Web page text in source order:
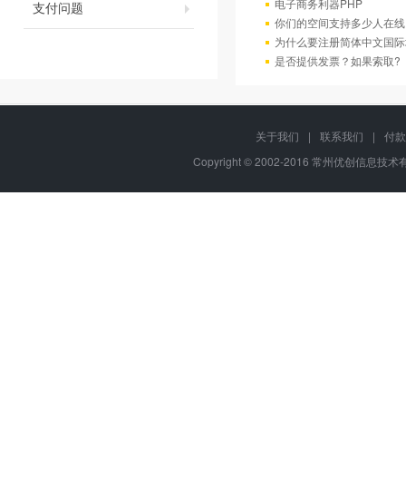
支付问题
电子商务利器PHP
你们的空间支持多少人在
为什么要注册简体中文国
是否提供发票？如果索取?
关于我们 | 联系我们 |
付
Copyright © 2002-2016 常州优创信息技